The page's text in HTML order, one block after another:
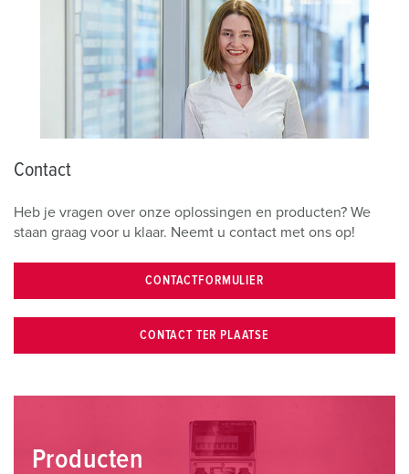
Contact
Heb je vragen over onze oplossingen en producten? We
staan graag voor u klaar. Neemt u contact met ons op!
CONTACTFORMULIER
CONTACT TER PLAATSE
Producten